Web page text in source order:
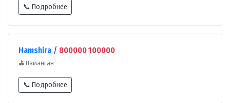
📞 Подробнее
Hamshira / 800000 100000
⛳ Наманган
📞 Подробнее